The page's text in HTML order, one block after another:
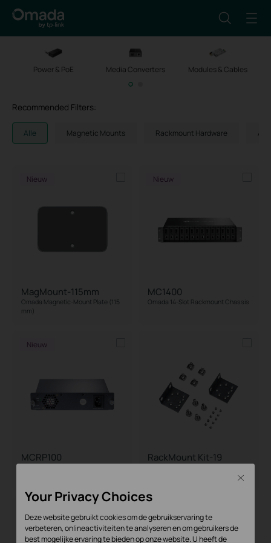
Power & PoE Media Converters Modules & Cables
Recommended Filters:
Alle Magnetic Mounts Rackmount Hardware AP
Nieuw
MagMount-115mm
Omada Magnetic-Mount Plate (115
mm)
Nieuw
MC1400
Omada 14-Slot Rackmount Chassis
Nieuw
MCRP100 RackMount Kit-19
Your Privacy Choices
Deze website gebruikt cookies om de gebruikservaring te
verbeteren, onlineactiviteiten te analyseren en om gebruikers de
best mogelijke ervaring te bieden op onze website. U heeft de
Close